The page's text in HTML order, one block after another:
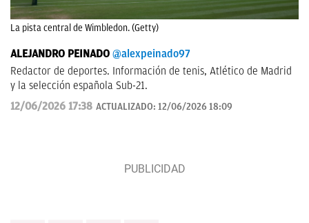
La pista central de Wimbledon. (Getty)
ALEJANDRO PEINADO @alexpeinado97
Redactor de deportes. Información de tenis, Atlético de Madrid
y la selección española Sub-21.
12/06/2026 17:38 ACTUALIZADO: 12/06/2026 18:09